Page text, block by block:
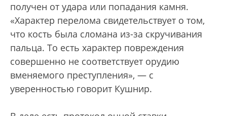
получен от удара или попадания камня.
«Характер перелома свидетельствует о том,
что кость была сломана из-за скручивания
пальца. То есть характер повреждения
совершенно не соответствует орудию
вменяемого преступления», — с
уверенностью говорит Кушнир.